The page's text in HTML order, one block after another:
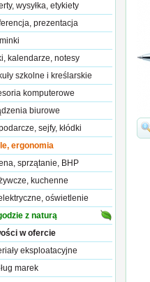
wysyłka, etykiety
prezentacja
kalendarze, notesy
szkolne i kreślarskie
komputerowe
biurowe
sejfy, kłódki
ergonomia
sprzątanie, BHP
kuchenne
oświetlenie
z naturą
w ofercie
eksploatacyjne
marek